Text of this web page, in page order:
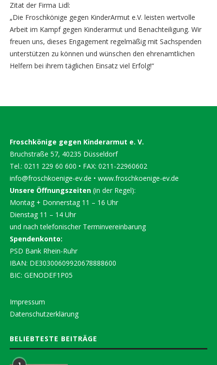
Zitat der Firma Lidl:
„Die Froschkönige gegen KinderArmut e.V. leisten wertvolle
Arbeit im Kampf gegen Kinderarmut und Benachteiligung. Wir
freuen uns, dieses Engagement regelmäßig mit Sachspenden
unterstützen zu können und wünschen den ehrenamtlichen
Helfern bei ihrem täglichen Einsatz viel Erfolg!“
Froschkönige gegen Kinderarmut e. V.
Bruchstraße 57, 40235 Düsseldorf
Tel.: 0211 229 60 600 • FAX: 0211-22960602
info@froschkoenige-ev.de • www.froschkoenige-ev.de
Unsere Öffnungszeiten (in der Regel):
Montag + Donnerstag 11 – 16 Uhr
Dienstag 11 – 14 Uhr
und nach telefonischer Terminvereinbarung
Spendenkonto:
PSD Bank Rhein-Ruhr
IBAN: DE30300609920678888600
BIC: GENODEF1P05
Impressum
Datenschutzerklärung
BELIEBTESTE BEITRÄGE